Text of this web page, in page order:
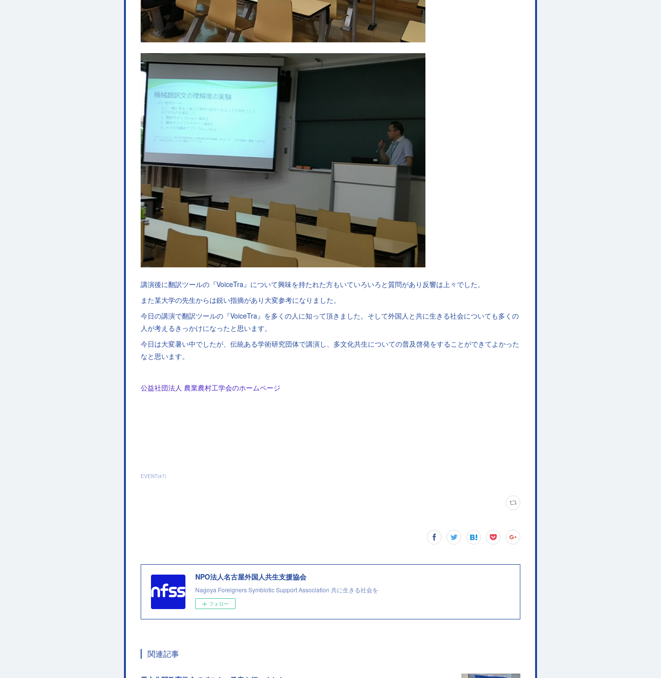
講演後に翻訳ツールの『VoiceTra』について興味を持たれた方もいていろいろと質問があり反響は上々でした。
また某大学の先生からは鋭い指摘があり大変参考になりました。
今日の講演で翻訳ツールの『VoiceTra』を多くの人に知って頂きました。そして外国人と共に生きる社会についても多くの
人が考えるきっかけになったと思います。
今日は大変暑い中でしたが、伝統ある学術研究団体で講演し、多文化共生についての普及啓発をすることができてよかった
なと思います。
公益社団法人 農業農村工学会のホームページ
EVENT(47)
NPO法人名古屋外国人共生支援協会
Nagoya Foreigners Symbiotic Support Association 共に生きる社会を
フォロー
関連記事